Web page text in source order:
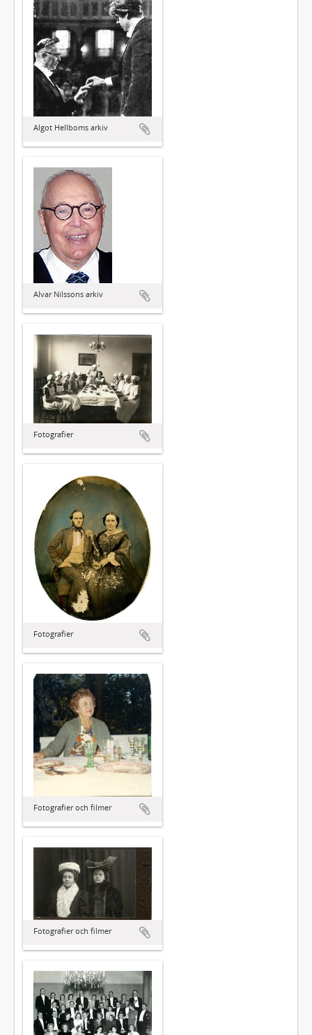
Algot Hellboms arkiv
Alvar Nilssons arkiv
Fotografier
Fotografier
Fotografier och filmer
Fotografier och filmer